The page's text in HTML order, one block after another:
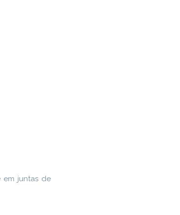
em juntas de